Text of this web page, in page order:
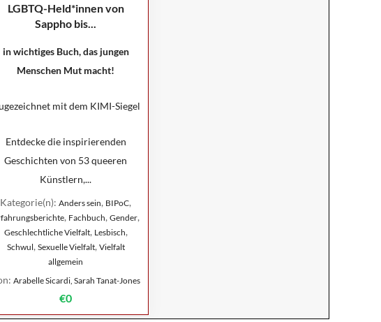
LGBTQ-Held*innen von
Sappho bis...
in wichtiges Buch, das jungen
Menschen Mut macht!
mit dem KIMI-Siegel
Entdecke die inspirierenden
Geschichten von 53 queeren
Künstlern,...
Kategorie(n): Anders sein, BIPoC,
, Fachbuch, Gender,
Geschlechtliche Vielfalt, Lesbisch,
Schwul, Sexuelle Vielfalt, Vielfalt
allgemein
Arabelle Sicardi, Sarah Tanat-Jones
€0